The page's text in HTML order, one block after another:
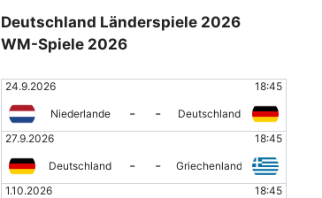
Deutschland Länderspiele 2026
WM-Spiele 2026
24.9.2026 18:45
Niederlande - -
Deutschland
27.9.2026
18:45
Deutschland - -
Griechenland
1.10.2026
18:45